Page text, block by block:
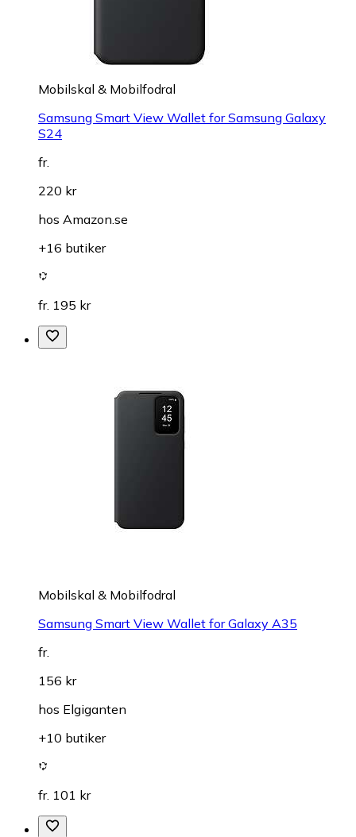
Mobilskal & Mobilfodral
Samsung Smart View Wallet for Samsung Galaxy
S24
fr.
220 kr
hos Amazon.se
+16 butiker
fr. 195 kr
Mobilskal & Mobilfodral
Samsung Smart View Wallet for Galaxy A35
fr.
156 kr
hos Elgiganten
+10 butiker
fr. 101 kr